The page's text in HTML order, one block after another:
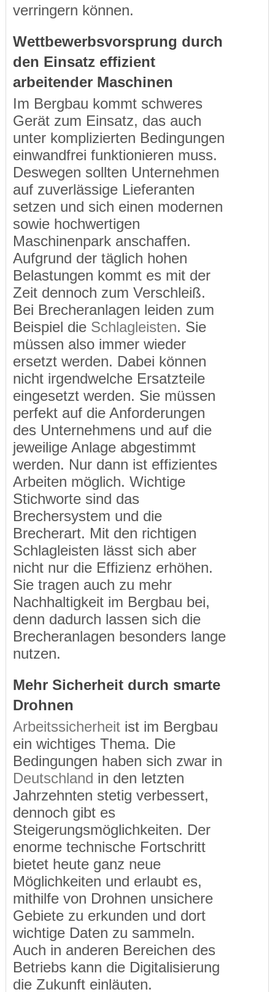
verringern können.
Wettbewerbsvorsprung durch
den Einsatz effizient
arbeitender Maschinen
Im Bergbau kommt schweres
Gerät zum Einsatz, das auch
unter komplizierten Bedingungen
einwandfrei funktionieren muss.
Deswegen sollten Unternehmen
auf zuverlässige Lieferanten
setzen und sich einen modernen
sowie hochwertigen
Maschinenpark anschaffen.
Aufgrund der täglich hohen
Belastungen kommt es mit der
Zeit dennoch zum Verschleiß.
Bei Brecheranlagen leiden zum
Beispiel die Schlagleisten. Sie
müssen also immer wieder
ersetzt werden. Dabei können
nicht irgendwelche Ersatzteile
eingesetzt werden. Sie müssen
perfekt auf die Anforderungen
des Unternehmens und auf die
jeweilige Anlage abgestimmt
werden. Nur dann ist effizientes
Arbeiten möglich. Wichtige
Stichworte sind das
Brechersystem und die
Brecherart. Mit den richtigen
Schlagleisten lässt sich aber
nicht nur die Effizienz erhöhen.
Sie tragen auch zu mehr
Nachhaltigkeit im Bergbau bei,
denn dadurch lassen sich die
Brecheranlagen besonders lange
nutzen.
Mehr Sicherheit durch smarte
Drohnen
Arbeitssicherheitist im Bergbau
ein wichtiges Thema. Die
Bedingungen haben sich zwar in
Deutschland in den letzten
Jahrzehnten stetig verbessert,
dennoch gibt es
Steigerungsmöglichkeiten. Der
enorme technische Fortschritt
bietet heute ganz neue
Möglichkeiten und erlaubt es,
mithilfe von Drohnen unsichere
Gebiete zu erkunden und dort
wichtige Daten zu sammeln.
Auch in anderen Bereichen des
Betriebs kann die Digitalisierung
die Zukunft einläuten.